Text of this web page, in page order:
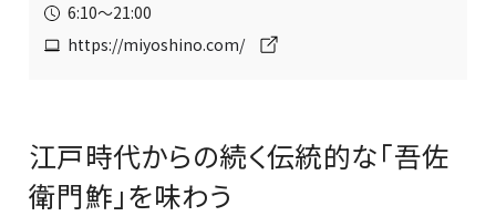
6:10～21:00
https://miyoshino.com/
江戸時代からの続く伝統的な「吾佐
衛門鮓」を味わう